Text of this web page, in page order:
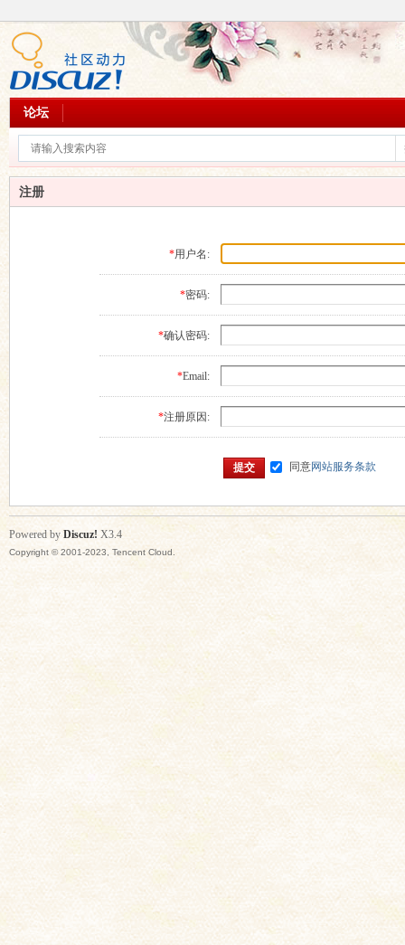
论坛
注册
*用户名:
*密码:
*确认密码:
*Email:
*注册原因:
提交 同意网站服务条款
Powered by Discuz! X3.4
Copyright © 2001-2023, Tencent Cloud.